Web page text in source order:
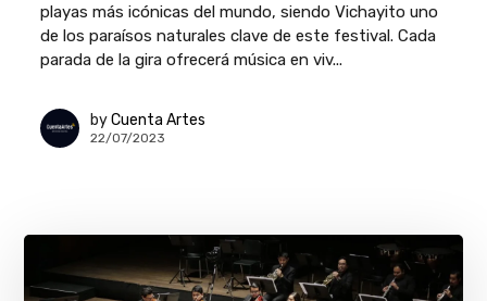
playas más icónicas del mundo, siendo Vichayito uno
de los paraísos naturales clave de este festival. Cada
parada de la gira ofrecerá música en viv...
by Cuenta Artes
22/07/2023